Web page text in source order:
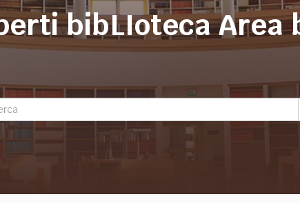
bibLIoteca Area